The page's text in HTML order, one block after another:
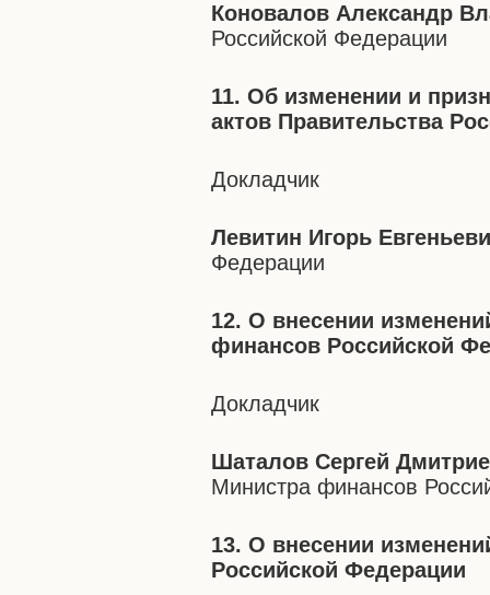
Коновалов Александр
Российской Федерации
11. Об изменении и
актов Правительства
Докладчик
Левитин Игорь
Федерации
12. О внесении
финансов Российской
Докладчик
Шаталов Сергей
Министра финансов
13. О внесении
Российской Федерации